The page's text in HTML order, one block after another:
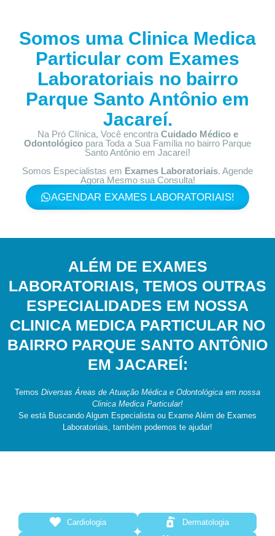
Somos uma Clinica Medica
Particular com Exames
Laboratoriais no bairro
Parque Santo Antônio em
Jacareí.
Na Pró Clínica, Você encontra Cuidado Médico e
Odontológico para Toda a Sua Família no bairro Parque
Santo Antônio em Jacareí!
Somos Especialistas em Exames Laboratoriais. Agende
Agora Mesmo sua Consulta!
AGENDAR EXAMES LABORATORIAIS!
ALÉM DE EXAMES
LABORATORIAIS, TEMOS OUTRAS
ESPECIALIDADES EM NOSSA
CLINICA MEDICA PARTICULAR NO
BAIRRO PARQUE SANTO ANTÔNIO
EM JACAREÍ:
Temos Diversas Áreas de Atuação Médica e Odontológica em nossa
Clinica Medica Particular!
Se está Buscando Algum Especialista ou Exame Além de Exames
Laboratoriais, também podemos te ajudar!
Cardiologia Dermatologia